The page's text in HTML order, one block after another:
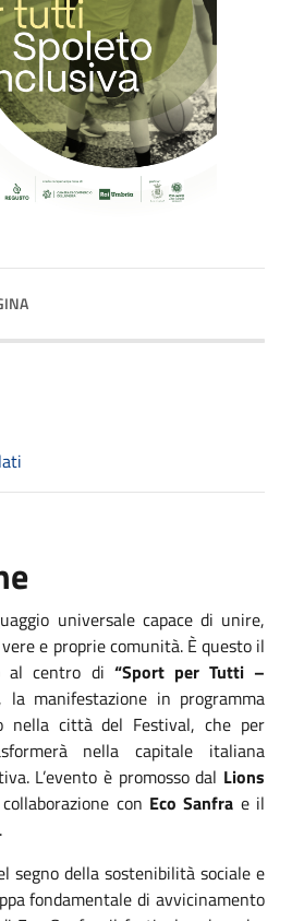
universale capace di unire,
e proprie comunità. È questo il
al centro di “Sport per Tutti –
, la manifestazione in programma
nella città del Festival, che per
nella capitale italiana
L’evento è promosso dal Lions
con Eco Sanfra e il
.
segno della sostenibilità sociale e
fondamentale di avvicinamento